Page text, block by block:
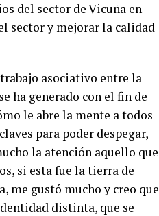
del sector de Vicuña en
sector y mejorar la calidad
asociativo entre la
ha generado con el fin de
le abre la mente a todos
para poder despegar,
la atención aquello que
si esta fue la tierra de
me gustó mucho y creo que
distinta, que se